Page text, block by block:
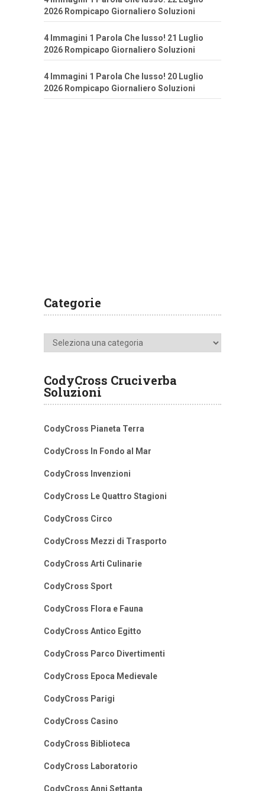
2026 Rompicapo Giornaliero Soluzioni
4 Immagini 1 Parola Che lusso! 21 Luglio
2026 Rompicapo Giornaliero Soluzioni
4 Immagini 1 Parola Che lusso! 20 Luglio
2026 Rompicapo Giornaliero Soluzioni
Categorie
Categorie
CodyCross Cruciverba
Soluzioni
CodyCross Pianeta Terra
CodyCross In Fondo al Mar
CodyCross Invenzioni
CodyCross Le Quattro Stagioni
CodyCross Circo
CodyCross Mezzi di Trasporto
CodyCross Arti Culinarie
CodyCross Sport
CodyCross Flora e Fauna
CodyCross Antico Egitto
CodyCross Parco Divertimenti
CodyCross Epoca Medievale
CodyCross Parigi
CodyCross Casino
CodyCross Biblioteca
CodyCross Laboratorio
CodyCross Anni Settanta